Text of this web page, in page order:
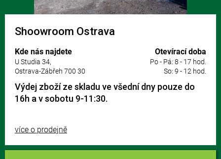
Shoowroom Ostrava
Kde nás najdete
U Studia 34,
Ostrava-Zábřeh 700 30
Otevírací doba
Po - Pá: 8 - 17 hod.
So: 9 - 12 hod.
Výdej zboží ze skladu ve všední dny pouze do
16h a v sobotu 9-11:30.
více o prodejně